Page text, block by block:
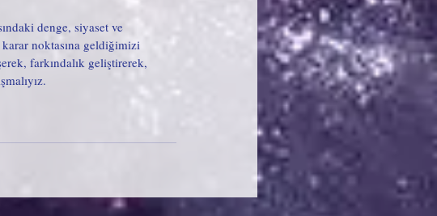
denge, siyaset ve
noktasına geldiğimizi
farkındalık geliştirerek,